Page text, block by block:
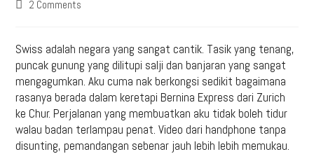
2 Comments
Swiss adalah negara yang sangat cantik. Tasik yang tenang,
puncak gunung yang dilitupi salji dan banjaran yang sangat
mengagumkan. Aku cuma nak berkongsi sedikit bagaimana
rasanya berada dalam keretapi Bernina Express dari Zurich
ke Chur. Perjalanan yang membuatkan aku tidak boleh tidur
walau badan terlampau penat. Video dari handphone tanpa
disunting, pemandangan sebenar jauh lebih lebih memukau.